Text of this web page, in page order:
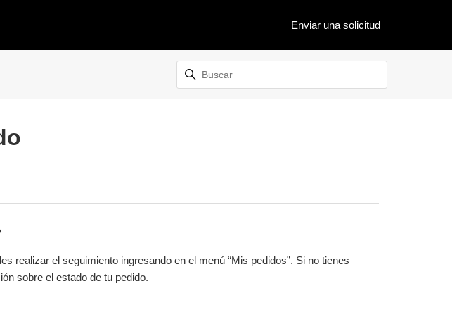
Enviar una solicitud
realizar el seguimiento ingresando en el menú “Mis pedidos”. Si no tienes
sobre el estado de tu pedido.